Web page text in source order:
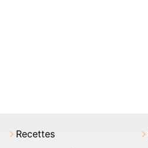
Recettes